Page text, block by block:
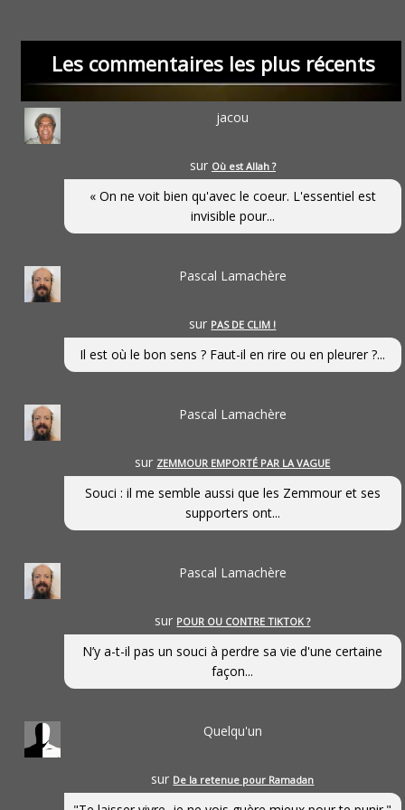
Les commentaires les plus récents
jacou
sur Où est Allah ?
« On ne voit bien qu'avec le coeur. L'essentiel est
invisible pour...
Pascal Lamachère
sur PAS DE CLIM !
Il est où le bon sens ? Faut-il en rire ou en pleurer ?...
Pascal Lamachère
sur ZEMMOUR EMPORTÉ PAR LA VAGUE
Souci : il me semble aussi que les Zemmour et ses
supporters ont...
Pascal Lamachère
sur POUR OU CONTRE TIKTOK ?
N’y a-t-il pas un souci à perdre sa vie d'une certaine
façon...
Quelqu'un
sur De la retenue pour Ramadan